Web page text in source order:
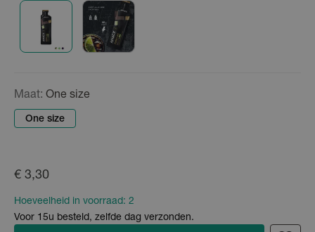
Maat: One size
One size
€ 3,30
Hoeveelheid in voorraad: 2
Voor 15u besteld, zelfde dag verzonden.